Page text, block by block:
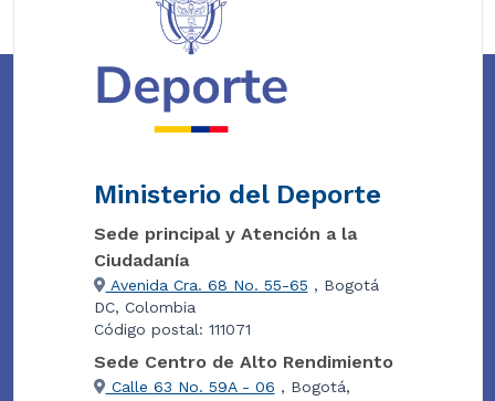
Ministerio del Deporte
Sede principal y Atención a la
Ciudadanía
Avenida Cra. 68 No. 55-65 , Bogotá
DC, Colombia
Código postal: 111071
Sede Centro de Alto Rendimiento
Calle 63 No. 59A - 06 , Bogotá,